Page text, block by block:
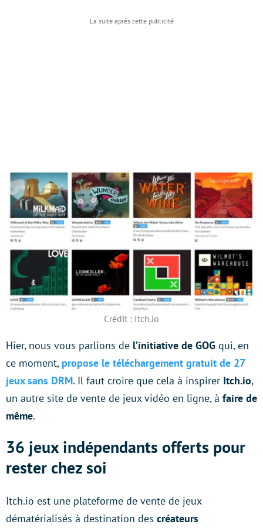
Crédit : Itch.io
Hier, nous vous parlions de l’initiative de GOG qui, en
ce moment, propose le téléchargement gratuit de 27
jeux sans DRM. Il faut croire que cela à inspirer Itch.io,
un autre site de vente de jeux vidéo en ligne, à faire de
même.
36 jeux indépendants offerts pour
rester chez soi
Itch.io est une plateforme de vente de jeux
dématérialisés à destination des créateurs